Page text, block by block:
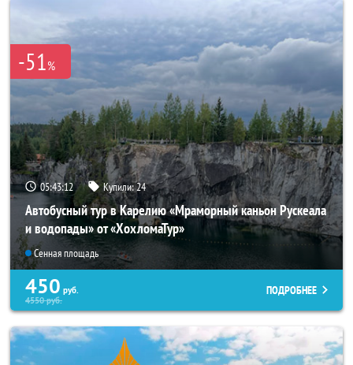
-51%
05:43:11 Купили:24
Автобусный тур в Карелию «Мраморный каньон Рускеала
и водопады» от «ХохломаТур»
Сенная площадь
450 руб.
4550руб.
ПОДРОБНЕЕ